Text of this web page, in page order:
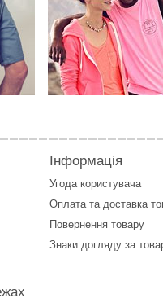
Інформація
Угода користувача
Оплата та доставка
Повернення товару
Знаки догляду за